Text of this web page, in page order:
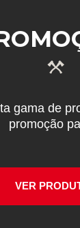
gama de
promoção
VER